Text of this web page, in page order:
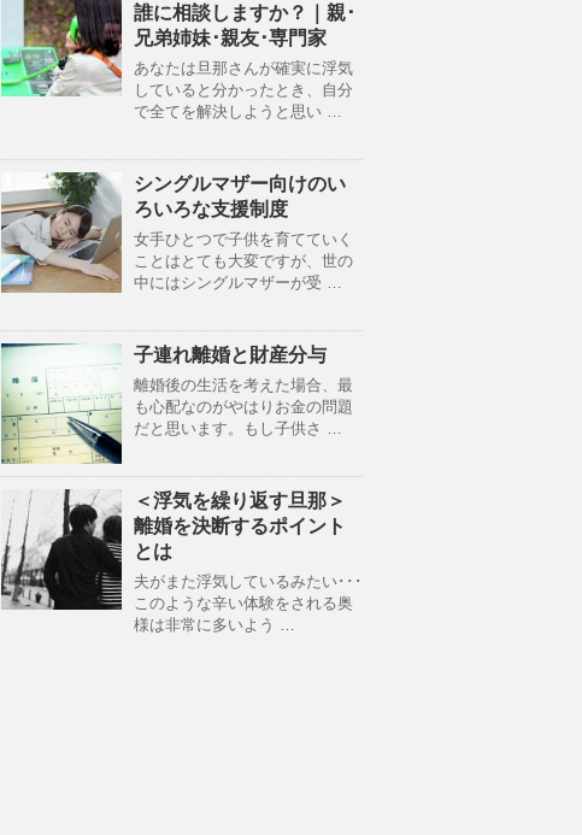
誰に相談しますか？｜親･
兄弟姉妹･親友･専門家
あなたは旦那さんが確実に浮気
していると分かったとき、自分
で全てを解決しようと思い …
シングルマザー向けのい
ろいろな支援制度
女手ひとつで子供を育てていく
ことはとても大変ですが、世の
中にはシングルマザーが受 …
子連れ離婚と財産分与
離婚後の生活を考えた場合、最
も心配なのがやはりお金の問題
だと思います。もし子供さ …
＜浮気を繰り返す旦那＞
離婚を決断するポイント
とは
夫がまた浮気しているみたい･･･
このような辛い体験をされる奥
様は非常に多いよう …